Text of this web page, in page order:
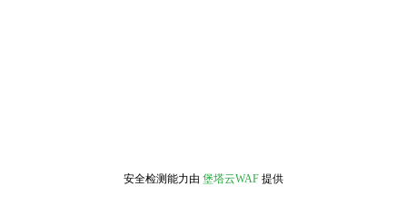
安全检测能力由 堡塔云WAF 提供